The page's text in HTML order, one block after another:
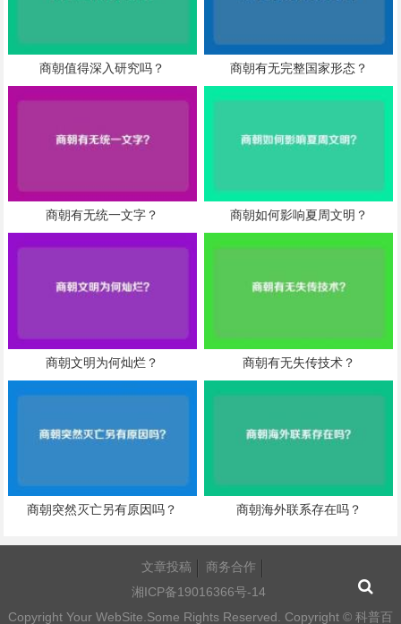
商朝值得深入研究吗？ 商朝有无完整国家形态？
商朝有无统一文字？ 商朝如何影响夏周文明？
商朝文明为何灿烂？ 商朝有无失传技术？
商朝突然灭亡另有原因吗？ 商朝海外联系存在吗？
文章投稿
商务合作
湘ICP备19016366号-14
Copyright Your WebSite.Some Rights Reserved. Copyright © 科普百